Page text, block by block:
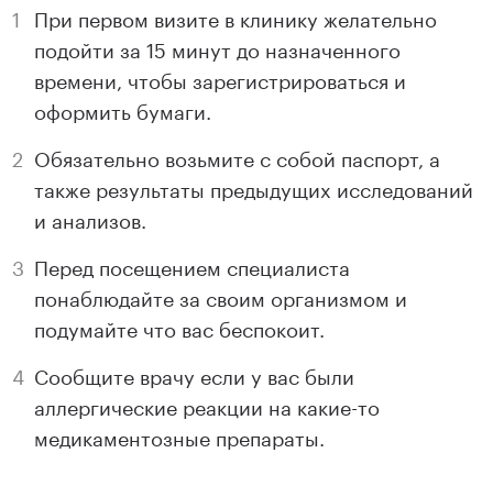
При первом визите в клинику желательно
подойти за 15 минут до назначенного
времени, чтобы зарегистрироваться и
оформить бумаги.
Обязательно возьмите с собой паспорт, а
также результаты предыдущих исследований
и анализов.
Перед посещением специалиста
понаблюдайте за своим организмом и
подумайте что вас беспокоит.
Сообщите врачу если у вас были
аллергические реакции на какие-то
медикаментозные препараты.